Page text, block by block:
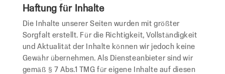
Haftung für Inhalte
Die Inhalte unserer Seiten wurden mit größter
Sorgfalt erstellt. Für die Richtigkeit, Vollständigkeit
und Aktualität der Inhalte können wir jedoch keine
Gewähr übernehmen. Als Diensteanbieter sind wir
gemäß § 7 Abs.1 TMG für eigene Inhalte auf diesen